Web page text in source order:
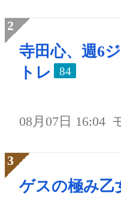
寺田心、週6
トレ
84
08月07日 16:04
ゲスの極み乙